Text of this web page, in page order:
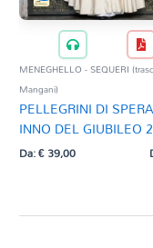
MENEGHELLO - SEQUERI
Mangani)
PELLEGRINI DI
INNO DEL GIUBILEO
Da:€39,00